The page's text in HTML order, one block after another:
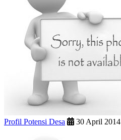
Profil Potensi Desa 30 April 2014